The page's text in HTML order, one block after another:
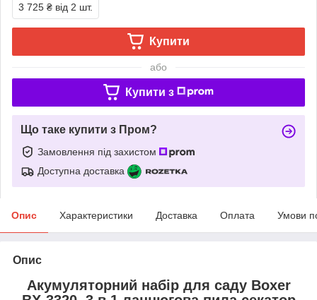
3 725 ₴ від 2 шт.
Купити
або
Купити з
Що таке купити з Пром?
Замовлення під захистом
Доступна доставка
Опис Характеристики Доставка Оплата Умови
Опис
Акумуляторний набір для саду Boxer